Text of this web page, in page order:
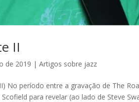
II
de 2019 |Artigos sobre jazz
No período entre a gravação de The
para revelar (ao lado de Steve